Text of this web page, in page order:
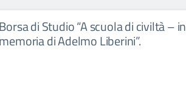
Borsa di Studio “A scuola di civiltà – in
memoria di Adelmo Liberini”.